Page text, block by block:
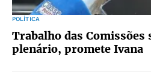
POLÍTICA
Trabalho das Comissões
plenário, promete Ivana